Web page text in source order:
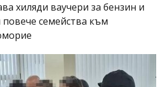
хиляди ваучери за бензин и
повече семейства към